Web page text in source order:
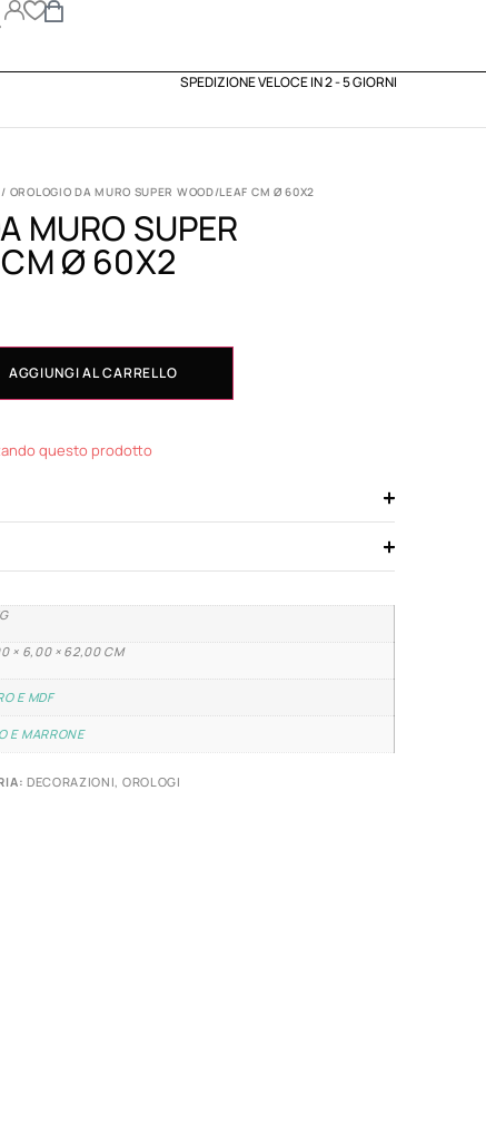
SPEDIZIONE VELOCE IN 2 - 5 GIORNI
/ OROLOGIO DA MURO SUPER WOOD/LEAF CM Ø 60X2
MURO SUPER
Ø 60X2
AGGIUNGI AL CARRELLO
questo prodotto
× 6,00 × 62,00 CM
E MDF
E MARRONE
DECORAZIONI, OROLOGI